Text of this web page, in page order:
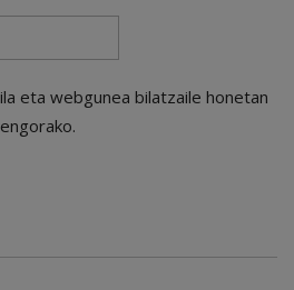
eta webgunea bilatzaile honetan